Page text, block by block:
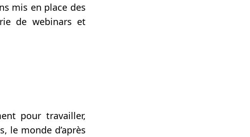
mis en place des
de webinars et
pour travailler,
le monde d’après